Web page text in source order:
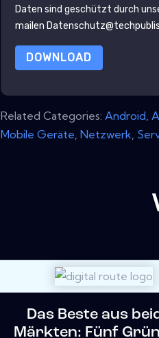
Daten sind geschützt durch
mailen
DOWNLOAD
Related Categories: Android,
Mobile Geräte, Netzwerk,
Das Beste aus
Märkten: Fünf